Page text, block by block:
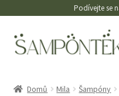
Podívejte se
Přeskočit
na
Přejít
k
Domů Mila Šampóny